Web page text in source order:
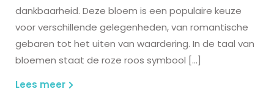
dankbaarheid. Deze bloem is een populaire keuze
voor verschillende gelegenheden, van romantische
gebaren tot het uiten van waardering. In de taal van
bloemen staat de roze roos symbool […]
Lees meer Lees